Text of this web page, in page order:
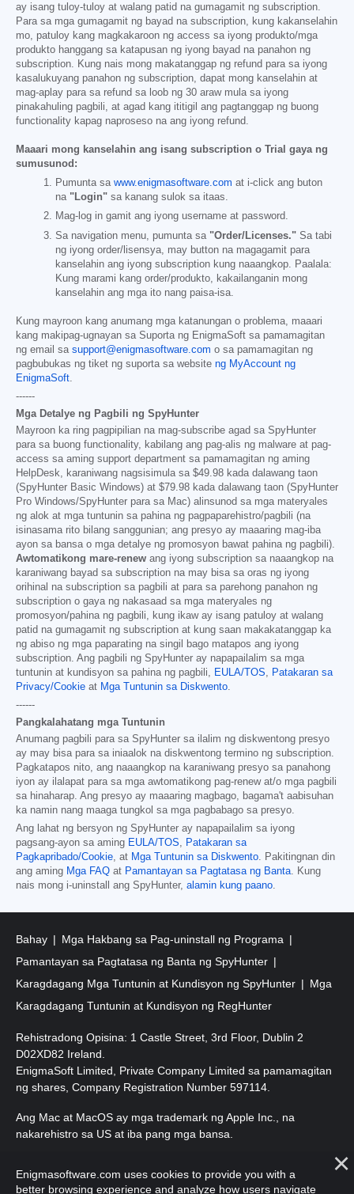
ay isang tuloy-tuloy at walang patid na gumagamit ng subscription.
Para sa mga gumagamit ng bayad na subscription, kung kakanselahin
mo, patuloy kang magkakaroon ng access sa iyong produkto/mga
produkto hanggang sa katapusan ng iyong bayad na panahon ng
subscription. Kung nais mong makatanggap ng refund para sa iyong
kasalukuyang panahon ng subscription, dapat mong kanselahin at
mag-aplay para sa refund sa loob ng 30 araw mula sa iyong
pinakahuling pagbili, at agad kang ititigil ang pagtanggap ng buong
functionality kapag naproseso na ang iyong refund.
Maaari mong kanselahin ang isang subscription o Trial gaya ng
sumusunod:
Pumunta sa www.enigmasoftware.com at i-click ang buton
na "Login" sa kanang sulok sa itaas.
Mag-log in gamit ang iyong username at password.
Sa navigation menu, pumunta sa "Order/Licenses." Sa tabi
ng iyong order/lisensya, may button na magagamit para
kanselahin ang iyong subscription kung naaangkop. Paalala:
Kung marami kang order/produkto, kakailanganin mong
kanselahin ang mga ito nang paisa-isa.
Kung mayroon kang anumang mga katanungan o problema, maaari
kang makipag-ugnayan sa Suporta ng EnigmaSoft sa pamamagitan
ng email sa support@enigmasoftware.com o sa pamamagitan ng
pagbubukas ng tiket ng suporta sa website ng MyAccount ng
EnigmaSoft
------
Mga Detalye ng Pagbili ng SpyHunter
Mayroon ka ring pagpipilian na mag-subscribe agad sa SpyHunter
para sa buong functionality, kabilang ang pag-alis ng malware at pag-
access sa aming support department sa pamamagitan ng aming
HelpDesk, karaniwang nagsisimula sa $49.98 kada dalawang taon
(SpyHunter Basic Windows) at $79.98 kada dalawang taon (SpyHunter
Pro Windows/SpyHunter para sa Mac) alinsunod sa mga materyales
ng alok at mga tuntunin sa pahina ng pagpaparehistro/pagbili (na
isinasama rito bilang sanggunian; ang presyo ay maaaring mag-iba
ayon sa bansa o mga detalye ng promosyon bawat pahina ng pagbili).
Awtomatikong mare-renew ang iyong subscription sa naaangkop na
karaniwang bayad sa subscription na may bisa sa oras ng iyong
orihinal na subscription sa pagbili at para sa parehong panahon ng
subscription o gaya ng nakasaad sa mga materyales ng
promosyon/pahina ng pagbili, kung ikaw ay isang patuloy at walang
patid na gumagamit ng subscription at kung saan makakatanggap ka
ng abiso ng mga paparating na singil bago matapos ang iyong
subscription. Ang pagbili ng SpyHunter ay napapailalim sa mga
tuntunin at kundisyon sa pahina ng pagbili,
EULA/TOS
Patakaran sa
Privacy/Cookie at Mga Tuntunin sa Diskwento
------
Pangkalahatang mga Tuntunin
Anumang pagbili para sa SpyHunter sa ilalim ng diskwentong presyo
ay may bisa para sa iniaalok na diskwentong termino ng subscription.
Pagkatapos nito, ang naaangkop na karaniwang presyo sa panahong
iyon ay ilalapat para sa mga awtomatikong pag-renew at/o mga pagbili
sa hinaharap. Ang presyo ay maaaring magbago, bagama't aabisuhan
ka namin nang maaga tungkol sa mga pagbabago sa presyo.
Ang lahat ng bersyon ng SpyHunter ay napapailalim sa iyong
pagsang-ayon sa aming EULA/TOS
Patakaran sa
Pagkapribado/Cookie , at Mga Tuntunin sa Diskwento . Pakitingnan din
ang aming Mga FAQ at Pamantayan sa Pagtatasa ng Banta . Kung
nais mong i-uninstall ang SpyHunter, alamin kung paano
Bahay
Mga Hakbang sa Pag-uninstall ng Programa
Pamantayan sa Pagtatasa ng Banta ng SpyHunter
Karagdagang Mga Tuntunin at Kundisyon ng SpyHunter
Mga
Karagdagang Tuntunin at Kundisyon ng RegHunter
Rehistradong Opisina: 1 Castle Street, 3rd Floor, Dublin 2
D02XD82 Ireland.
EnigmaSoft Limited, Private Company Limited sa pamamagitan
ng shares, Company Registration Number 597114.
Ang Mac at MacOS ay mga trademark ng Apple Inc., na
nakarehistro sa US at iba pang mga bansa.
Nakalaan.
Enigmasoftware.com uses cookies to provide you with a
better browsing experience and analyze how users navigate